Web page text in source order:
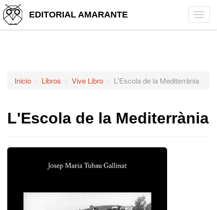
EDITORIAL AMARANTE
Inicio Libros Vive Libro L'Escola de la Mediterrània
L'Escola de la Mediterrània